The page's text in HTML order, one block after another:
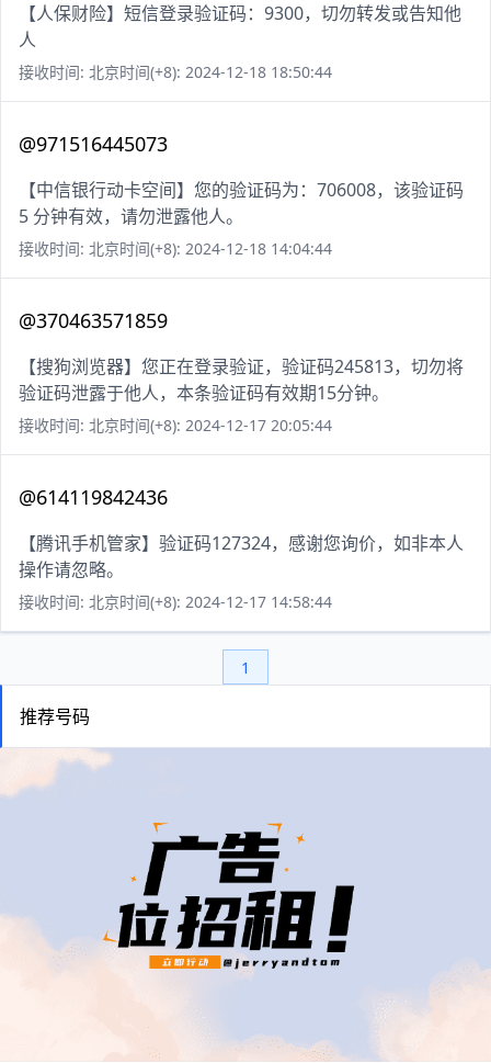
【人保财险】短信登录验证码：9300，切勿转发或告知他
人
接收时间: 北京时间(+8): 2024-12-18 18:50:44
@971516445073
【中信银行动卡空间】您的验证码为：706008，该验证码
5 分钟有效，请勿泄露他人。
接收时间: 北京时间(+8): 2024-12-18 14:04:44
@370463571859
【搜狗浏览器】您正在登录验证，验证码245813，切勿将
验证码泄露于他人，本条验证码有效期15分钟。
接收时间: 北京时间(+8): 2024-12-17 20:05:44
@614119842436
【腾讯手机管家】验证码127324，感谢您询价，如非本人
操作请忽略。
接收时间: 北京时间(+8): 2024-12-17 14:58:44
1
推荐号码